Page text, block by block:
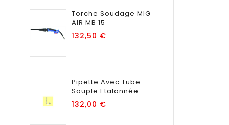
Torche Soudage MIG
AIR MB 15
132,50 €
Pipette Avec Tube
Souple Etalonnée
132,00 €